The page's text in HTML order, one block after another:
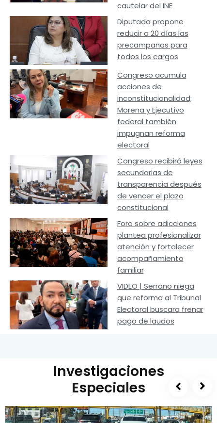
cautelar del INE
Diputada propone
reducir a 20 días las
precampañas para
todos los cargos
Congreso acumula
acciones de
inconstitucionalidad;
Morena y Ejecutivo
federal también
impugnan reforma
electoral
Congreso recibirá leyes
secundarias de
transparencia después
de vencer el plazo
constitucional
Foro sobre adicciones
plantea profesionalizar
atención y fortalecer
acompañamiento
familiar
VIDEO | Serrano niega
que reforma al Tribunal
Electoral buscara frenar
pago de laudos
Investigaciones
Especiales